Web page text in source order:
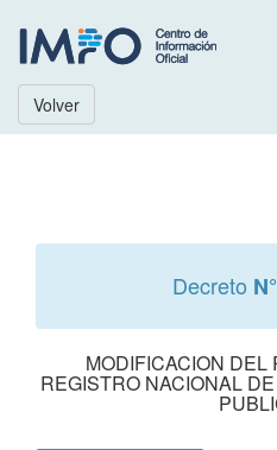
Volver
Decreto
MODIFICACION DEL
REGISTRO NACIONAL